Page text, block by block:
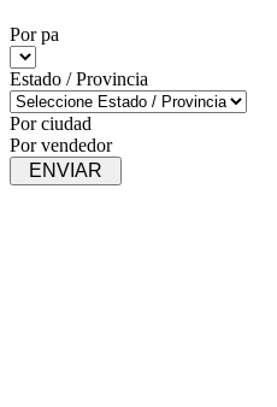
Por pa
Estado / Provincia
Por ciudad
Por vendedor